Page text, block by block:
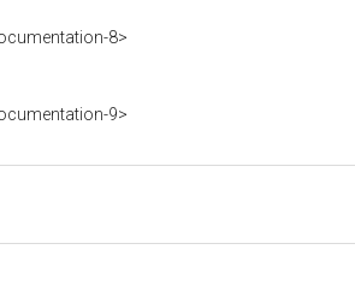
8>
9>